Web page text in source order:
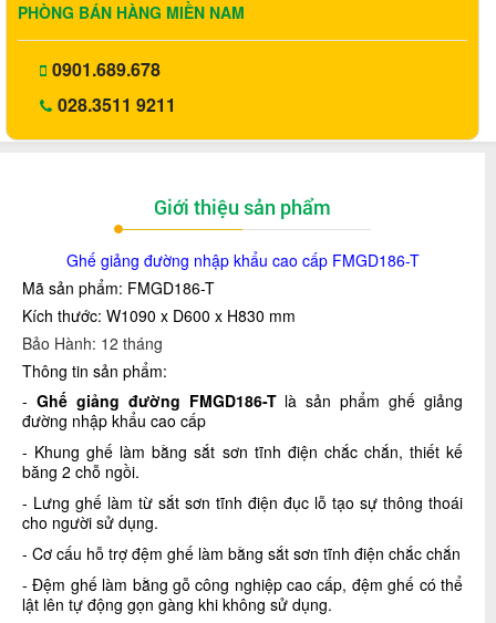
PHÒNG BÁN HÀNG MIỀN NAM
0901.689.678
028.3511 9211
Giới thiệu sản phẩm
Ghế giảng đường nhập khẩu cao cấp FMGD186-T
Mã sản phẩm: FMGD186-T
Kích thước: W1090 x D600 x H830 mm
Bảo Hành: 12 tháng
Thông tin sản phẩm:
- Ghế giảng đường FMGD186-Tlà sản phẩm ghế giảng
đường nhập khẩu cao cấp
- Khung ghế làm bằng sắt sơn tĩnh điện chắc chắn, thiết kế
băng 2 chỗ ngồi.
- Lưng ghế làm từ sắt sơn tĩnh điện đục lỗ tạo sự thông thoái
cho người sử dụng.
- Cơ cấu hỗ trợ đệm ghế làm bằng sắt sơn tĩnh điện chắc chắn
- Đệm ghế làm bằng gỗ công nghiệp cao cấp, đệm ghế có thể
lật lên tự động gọn gàng khi không sử dụng.